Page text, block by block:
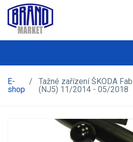
E-
shop
/
Tažné zařízení ŠKODA
(NJ5) 11/2014 - 05/2018